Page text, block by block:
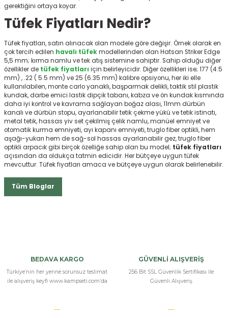
gerektiğini ortaya koyar.
Tüfek Fiyatları Nedir?
Tüfek fiyatları,satın alınacak olan modele göre değişir. Örnek olarak en
çok tercih edilen havalı tüfekmodellerinden olan Hatsan Striker Edge
5,5 mm; kırma namlu ve tek atış sistemine sahiptir. Sahip olduğu diğer
özellikler de tüfek fiyatları için belirleyicidir. Diğer özellikleri ise; 177 (4.5
mm) , .22 ( 5.5 mm) ve 25 (6.35 mm) kalibre opsiyonu, her iki elle
kullanılabilen, monte carlo yanaklı, başparmak delikli, taktik stil plastik
kundak, darbe emici lastik dipçik tabanı, kabza ve ön kundak kısmında
daha iyi kontrol ve kavrama sağlayan boğaz alası, 11mm dürbün
kanalı ve dürbün stopu, ayarlanabilir tetik çekme yükü ve tetik istinatı,
metal tetik, hassas yiv set çekilmiş çelik namlu, manüel emniyet ve
otomatik kurma emniyeti, ayı kapanı emniyeti, truglo fiber optikli, hem
aşağı-yukarı hem de sağ-sol hassas ayarlanabilir gez, truglo fiber
optikli arpacık gibi birçok özelliğe sahip olan bu model; tüfek fiyatları
açısından da oldukça tatmin edicidir. Her bütçeye uygun tüfek
mevcuttur. Tüfek fiyatları amaca ve bütçeye uygun olarak belirlenebilir.
Tüm Bloglar
BEDAVA KARGO
Türkiye’nin her yerine sorunsuz teslimat
ile alışveriş keyfi www.kampseti.com’da
GÜVENLİ ALIŞVERİŞ
256 Bit SSL Güvenlik Sertifikası İle
Güvenli Alışveriş